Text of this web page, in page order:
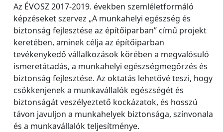
Az ÉVOSZ 2017-2019. években szemléletformáló
képzéseket szervez „A munkahelyi egészség és
biztonság fejlesztése az építőiparban” című projekt
keretében, aminek célja az építőiparban
tevékenykedő vállalkozások körében a megvalósuló
ismeretátadás, a munkahelyi egészségmegőrzés és
biztonság fejlesztése. Az oktatás lehetővé teszi, hogy
csökkenjenek a munkavállalók egészségét és
biztonságát veszélyeztető kockázatok, és hosszú
távon javuljon a munkahelyek biztonsága, színvonala
és a munkavállalók teljesítménye.